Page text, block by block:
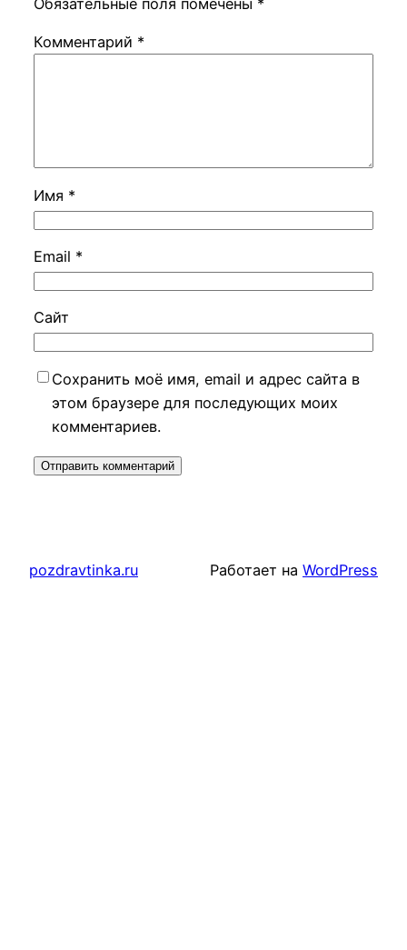
Обязательные поля помечены *
Комментарий *
Имя *
Email *
Сайт
Сохранить моё имя, email и адрес сайта в
этом браузере для последующих моих
комментариев.
pozdravtinka.ru Работает на WordPress